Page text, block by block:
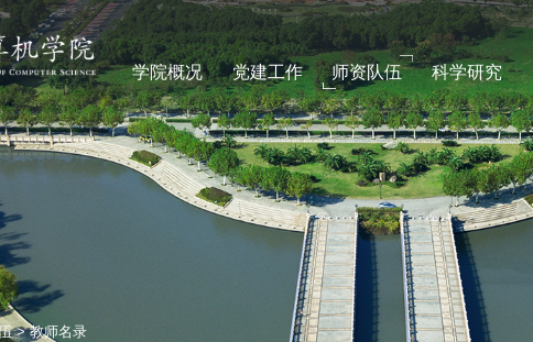
学院概况 党建工作 师资队伍 科学研究
>教师名录